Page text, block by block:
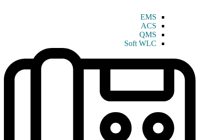
EMS
ACS
QMS
Soft WLC